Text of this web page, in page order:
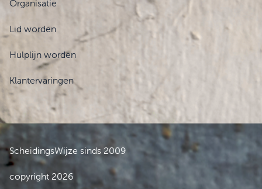
Organisatie
Lid worden
Hulplijn worden
Klantervaringen
ScheidingsWijze sinds 2009
copyright 2026